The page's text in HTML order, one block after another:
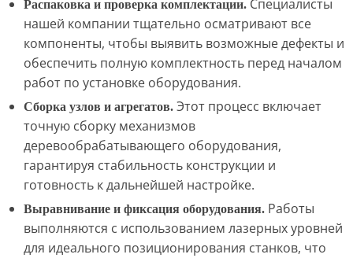
Распаковка и проверка комплектации. Специалисты
нашей компании тщательно осматривают все
компоненты, чтобы выявить возможные дефекты и
обеспечить полную комплектность перед началом
работ по установке оборудования.
Сборка узлов и агрегатов. Этот процесс включает
точную сборку механизмов
деревообрабатывающего оборудования,
гарантируя стабильность конструкции и
готовность к дальнейшей настройке.
Выравнивание и фиксация оборудования. Работы
выполняются с использованием лазерных уровней
для идеального позиционирования станков, что